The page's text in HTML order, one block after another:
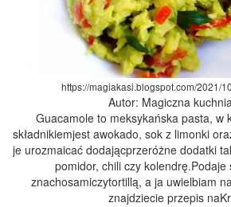
https://magiakasi.blogspot.com/2021/
Autor: Magiczna
Guacamole to meksykańska pasta, w
składnikiemjest awokado, sok z limonki
je urozmaicać dodającprzeróżne dodatki
pomidor, chili czy kolendrę.Podaje
znachosamiczytortillą, a ja uwielbiam
znajdziecie przepis